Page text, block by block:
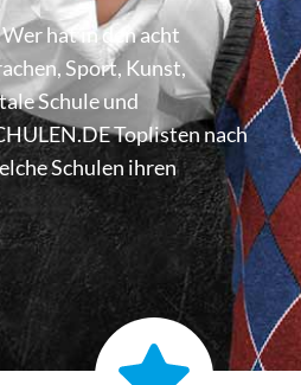
hat in den acht
Sport, Kunst,
Schule und
Toplisten nach
Schulen ihren